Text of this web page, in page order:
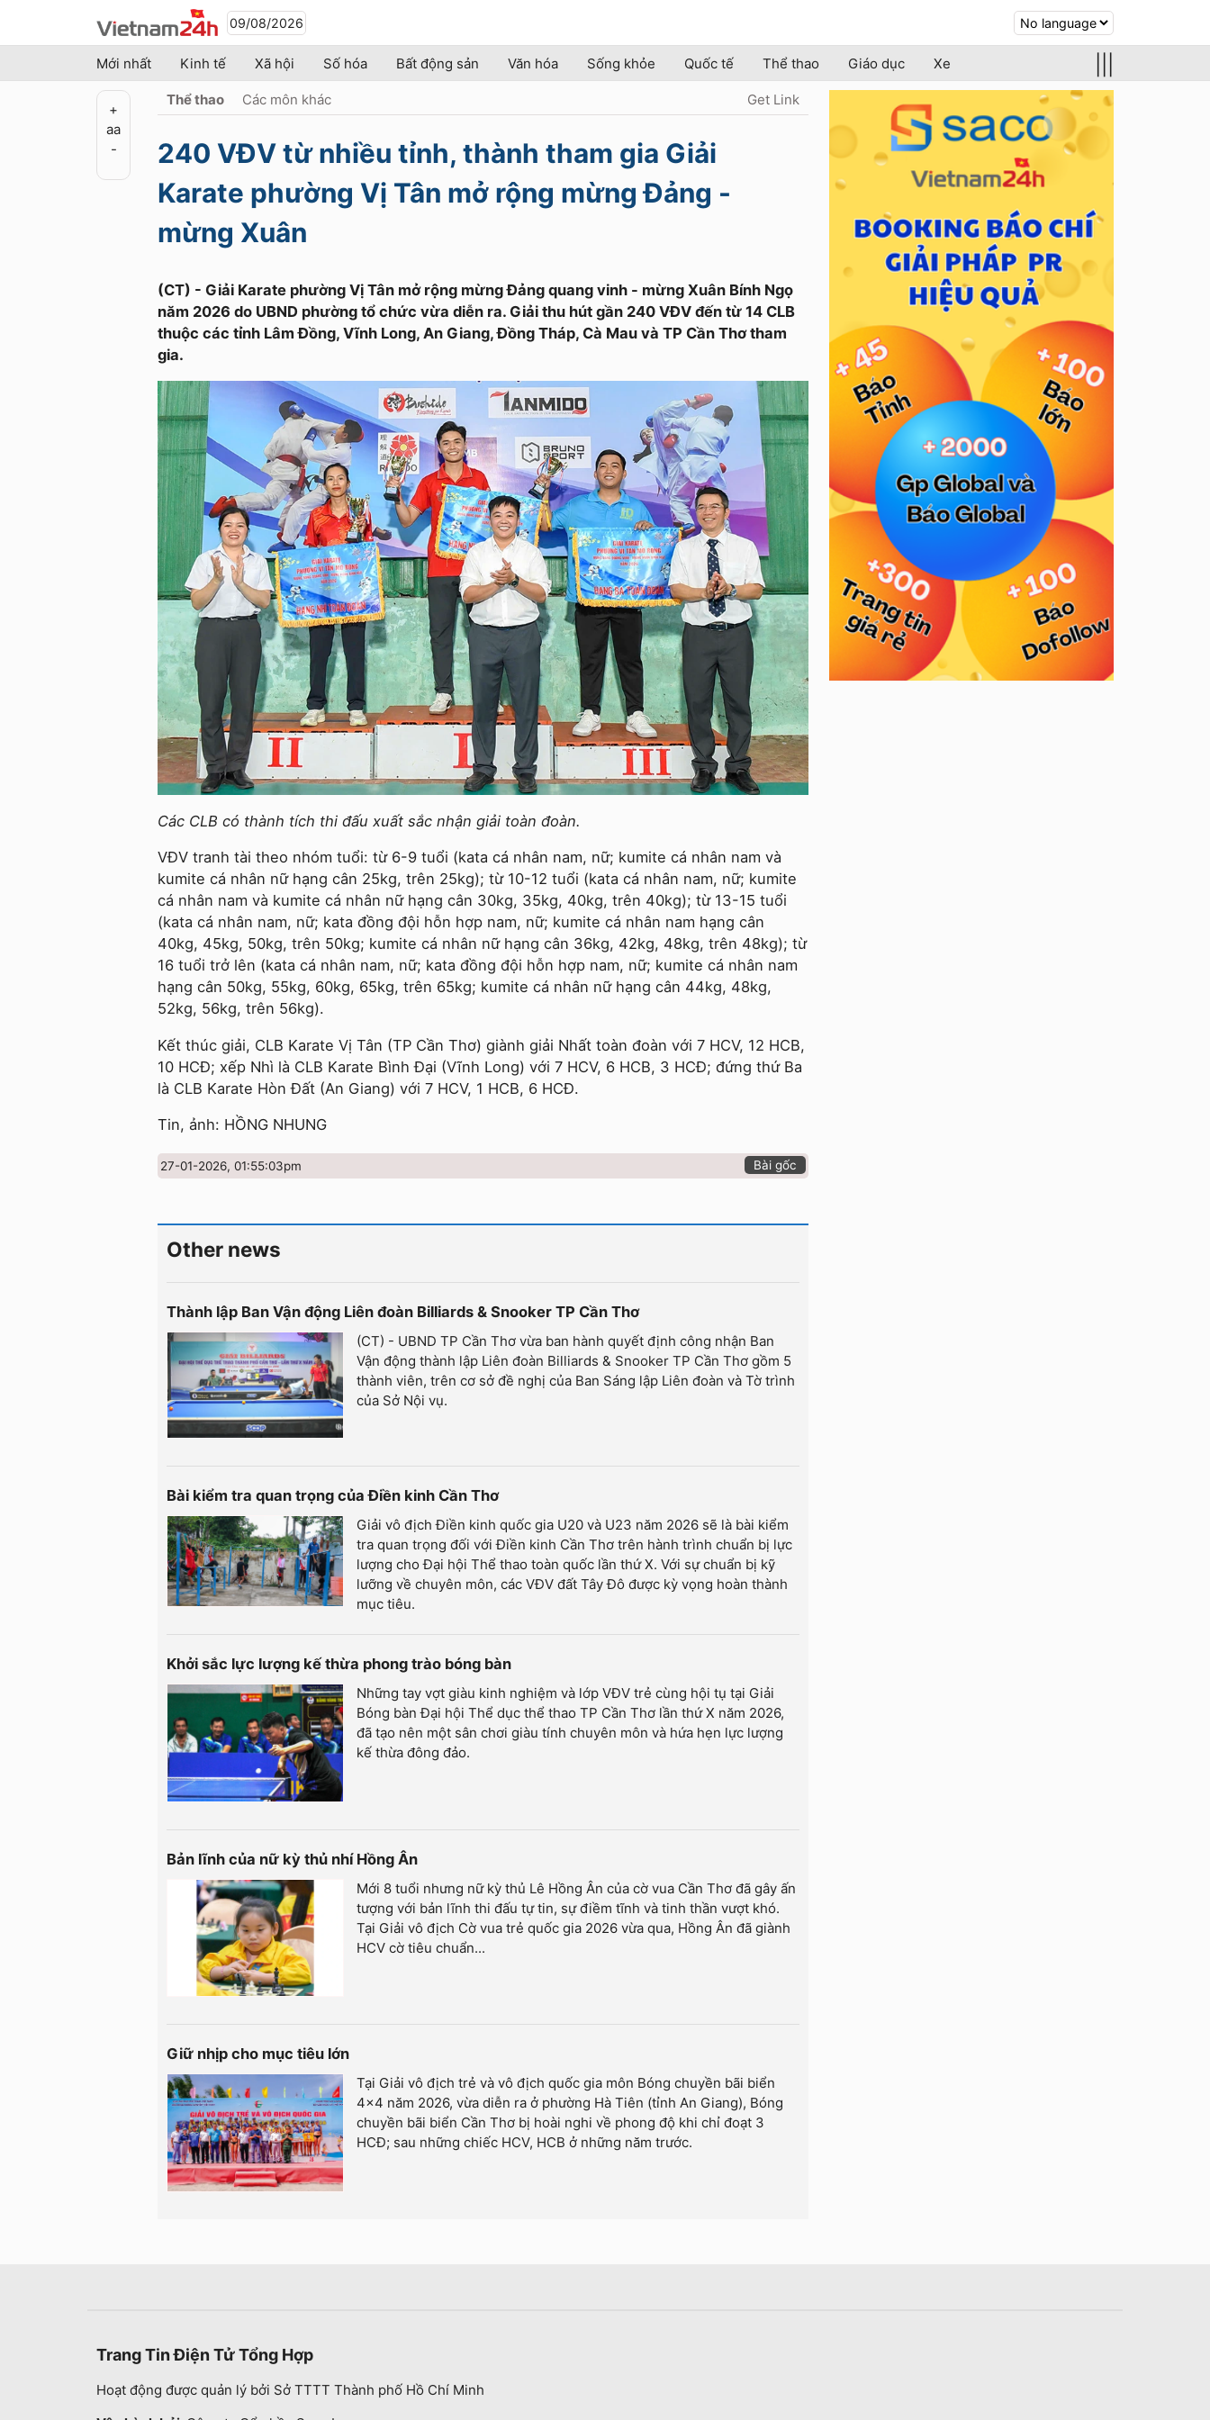
09/08/2026
Mới nhất Kinh tế Xã hội Số hóa Bất động sản Văn hóa Sống khỏe Quốc tế Thể thao Giáo dục Xe
+
aa
-
Thể thao Các môn khác Get Link
240 VĐV từ nhiều tỉnh, thành tham gia Giải
Karate phường Vị Tân mở rộng mừng Đảng -
mừng Xuân
(CT) - Giải Karate phường Vị Tân mở rộng mừng Đảng quang vinh - mừng Xuân Bính Ngọ
năm 2026 do UBND phường tổ chức vừa diễn ra. Giải thu hút gần 240 VĐV đến từ 14 CLB
thuộc các tỉnh Lâm Đồng, Vĩnh Long, An Giang, Đồng Tháp, Cà Mau và TP Cần Thơ tham
gia.
Các CLB có thành tích thi đấu xuất sắc nhận giải toàn đoàn.
VĐV tranh tài theo nhóm tuổi: từ 6-9 tuổi (kata cá nhân nam, nữ; kumite cá nhân nam và
kumite cá nhân nữ hạng cân 25kg, trên 25kg); từ 10-12 tuổi (kata cá nhân nam, nữ; kumite
cá nhân nam và kumite cá nhân nữ hạng cân 30kg, 35kg, 40kg, trên 40kg); từ 13-15 tuổi
(kata cá nhân nam, nữ; kata đồng đội hỗn hợp nam, nữ; kumite cá nhân nam hạng cân
40kg, 45kg, 50kg, trên 50kg; kumite cá nhân nữ hạng cân 36kg, 42kg, 48kg, trên 48kg); từ
16 tuổi trở lên (kata cá nhân nam, nữ; kata đồng đội hỗn hợp nam, nữ; kumite cá nhân nam
hạng cân 50kg, 55kg, 60kg, 65kg, trên 65kg; kumite cá nhân nữ hạng cân 44kg, 48kg,
52kg, 56kg, trên 56kg).
Kết thúc giải, CLB Karate Vị Tân (TP Cần Thơ) giành giải Nhất toàn đoàn với 7 HCV, 12 HCB,
10 HCĐ; xếp Nhì là CLB Karate Bình Đại (Vĩnh Long) với 7 HCV, 6 HCB, 3 HCĐ; đứng thứ Ba
là CLB Karate Hòn Đất (An Giang) với 7 HCV, 1 HCB, 6 HCĐ.
Tin, ảnh: HỒNG NHUNG
27-01-2026, 01:55:03pm Bài gốc
Other news
Thành lập Ban Vận động Liên đoàn Billiards & Snooker TP Cần Thơ
(CT) - UBND TP Cần Thơ vừa ban hành quyết định công nhận Ban
Vận động thành lập Liên đoàn Billiards & Snooker TP Cần Thơ gồm 5
thành viên, trên cơ sở đề nghị của Ban Sáng lập Liên đoàn và Tờ trình
của Sở Nội vụ.
Bài kiểm tra quan trọng của Điền kinh Cần Thơ
Giải vô địch Điền kinh quốc gia U20 và U23 năm 2026 sẽ là bài kiểm
tra quan trọng đối với Điền kinh Cần Thơ trên hành trình chuẩn bị lực
lượng cho Đại hội Thể thao toàn quốc lần thứ X. Với sự chuẩn bị kỹ
lưỡng về chuyên môn, các VĐV đất Tây Đô được kỳ vọng hoàn thành
mục tiêu.
Khởi sắc lực lượng kế thừa phong trào bóng bàn
Những tay vợt giàu kinh nghiệm và lớp VĐV trẻ cùng hội tụ tại Giải
Bóng bàn Đại hội Thể dục thể thao TP Cần Thơ lần thứ X năm 2026,
đã tạo nên một sân chơi giàu tính chuyên môn và hứa hẹn lực lượng
kế thừa đông đảo.
Bản lĩnh của nữ kỳ thủ nhí Hồng Ân
Mới 8 tuổi nhưng nữ kỳ thủ Lê Hồng Ân của cờ vua Cần Thơ đã gây ấn
tượng với bản lĩnh thi đấu tự tin, sự điềm tĩnh và tinh thần vượt khó.
Tại Giải vô địch Cờ vua trẻ quốc gia 2026 vừa qua, Hồng Ân đã giành
HCV cờ tiêu chuẩn...
Giữ nhịp cho mục tiêu lớn
Tại Giải vô địch trẻ và vô địch quốc gia môn Bóng chuyền bãi biển
4x4 năm 2026, vừa diễn ra ở phường Hà Tiên (tỉnh An Giang), Bóng
chuyền bãi biển Cần Thơ bị hoài nghi về phong độ khi chỉ đoạt 3
HCĐ; sau những chiếc HCV, HCB ở những năm trước.
Trang Tin Điện Tử Tổng Hợp
Hoạt động được quản lý bởi Sở TTTT Thành phố Hồ Chí Minh